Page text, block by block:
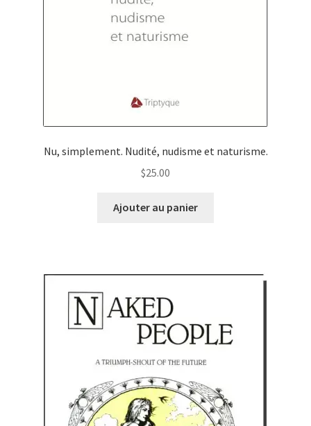
Nu, simplement. Nudité, nudisme et naturisme.
$25.00
Ajouter au panier